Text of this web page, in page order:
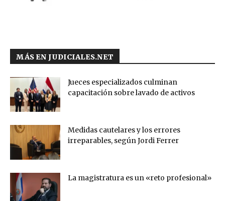
MÁS EN JUDICIALES.NET
Jueces especializados culminan
capacitación sobre lavado de activos
Medidas cautelares y los errores
irreparables, según Jordi Ferrer
La magistratura es un «reto profesional»